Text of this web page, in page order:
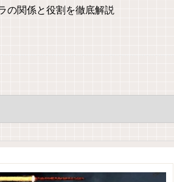
の関係と役割を徹底解説